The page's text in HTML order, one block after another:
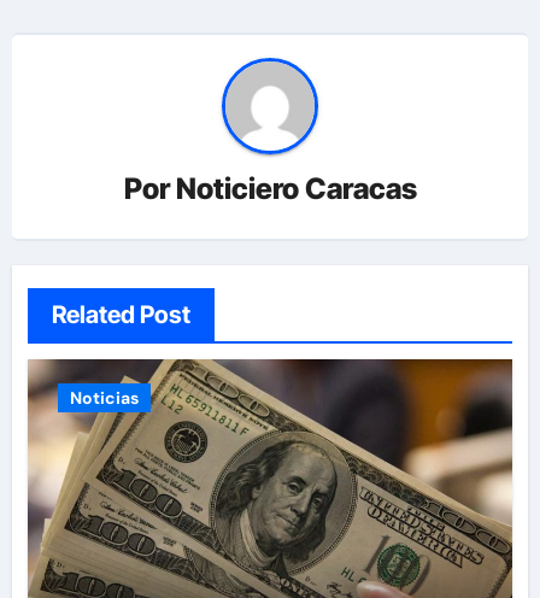
PorNoticiero Caracas
Related Post
Noticias